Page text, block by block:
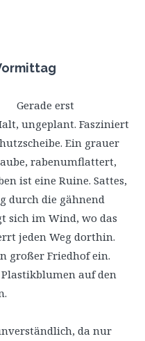
Gerade erst
ungeplant. Fasziniert
Ein grauer
rabenumflattert,
ist eine Ruine. Sattes,
durch die gähnend
sich im Wind, wo das
jeden Weg dorthin.
großer Friedhof ein.
auf den
da nur